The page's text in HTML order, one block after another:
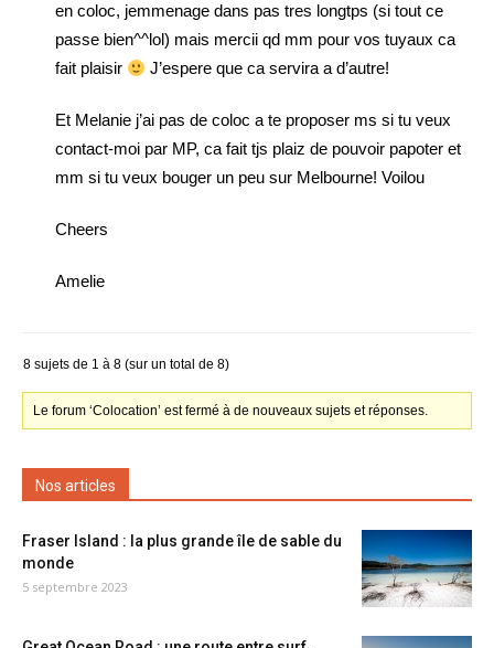
en coloc, jemmenage dans pas tres longtps (si tout ce
passe bien^^lol) mais mercii qd mm pour vos tuyaux ca
fait plaisir
J’espere que ca servira a d’autre!
Et Melanie j’ai pas de coloc a te proposer ms si tu veux
contact-moi par MP, ca fait tjs plaiz de pouvoir papoter et
mm si tu veux bouger un peu sur Melbourne! Voilou
Cheers
Amelie
8 sujets de 1 à 8 (sur un total de 8)
Le forum ‘Colocation’ est fermé à de nouveaux sujets et réponses.
Nos articles
Fraser Island : la plus grande île de sable du
monde
5 septembre 2023